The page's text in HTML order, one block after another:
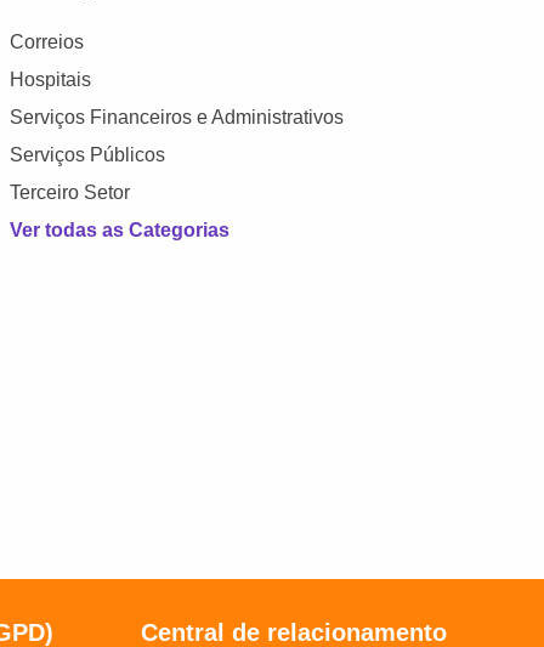
Correios
Hospitais
Serviços Financeiros e Administrativos
Serviços Públicos
Terceiro Setor
Ver todas as Categorias
Central de relacionamento